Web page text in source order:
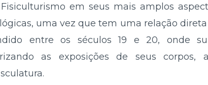
em seus mais amplos
uma vez que tem uma relação
entre os séculos 19 e 20, onde
as exposições de seus